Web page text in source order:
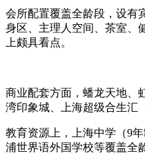
会所配置覆盖全龄段，设有
身区、主理人空间、茶室、
上颇具看点。
商业配套方面，蟠龙天地、
湾印象城、上海超级合生汇
教育资源上，上海中学（9
浦世界语外国学校等覆盖全